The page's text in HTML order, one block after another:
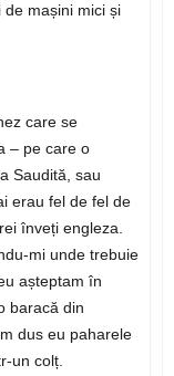
mașini mici și
care se
– pe care o
Saudită, sau
erau fel de fel de
înveți engleza.
mi unde trebuie
așteptam în
baracă din
dus eu paharele
un colț.